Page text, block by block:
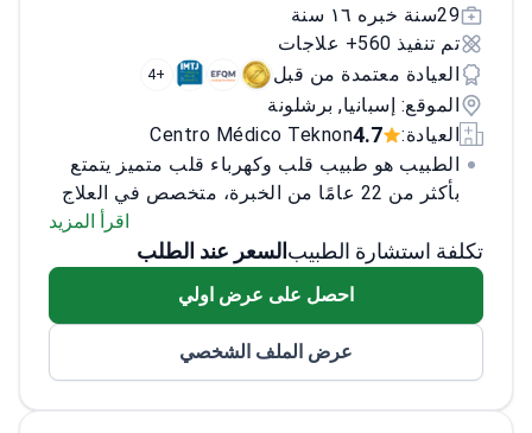
29سنة خبره ١٦ سنة
تم تنفيذ 560+ علاجات
العيادة معتمدة من قبل
+4
الموقع: إسبانيا, برشلونة
العيادة:
4.7
Centro Médico Teknon
الطبيب هو طبيب قلب وكهرباء قلب متميز يتمتع
بأكثر من 22 عامًا من الخبرة، متخصص في العلاج
التدخلي لاضطرابات نظم القلب والوقاية والعلاج
من الموت المفاجئ. قام الطبيب بتأليف أكثر من
تقنيات الاستئصال وعلاج اضطرابات نظم القلب.
في ذلك خمس منح من 'Fondo de Investigación
اقرأ المزيد
تكلفة استشارة الطبيب السعر عند الطلب
احصل على عرض اولي
عرض الملف الشخصي